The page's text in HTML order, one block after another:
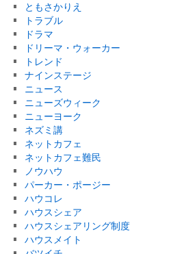
ともさかりえ
トラブル
ドラマ
ドリーマ・ウォーカー
トレンド
ナインステージ
ニュース
ニューズウィーク
ニューヨーク
ネズミ講
ネットカフェ
ネットカフェ難民
ノウハウ
パーカー・ポージー
ハウコレ
ハウスシェア
ハウスシェアリング制度
ハウスメイト